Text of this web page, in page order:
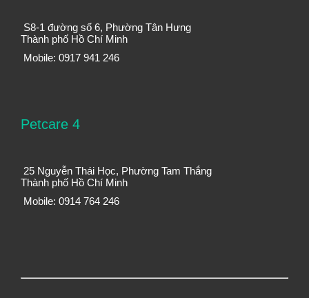
S8-1 đường số 6, Phường Tân Hưng
Thành phố Hồ Chí Minh
Mobile: 0917 941 246
Petcare 4
25 Nguyễn Thái Học, Phường Tam Thắng
Thành phố Hồ Chí Minh
Mobile: 0914 764 246